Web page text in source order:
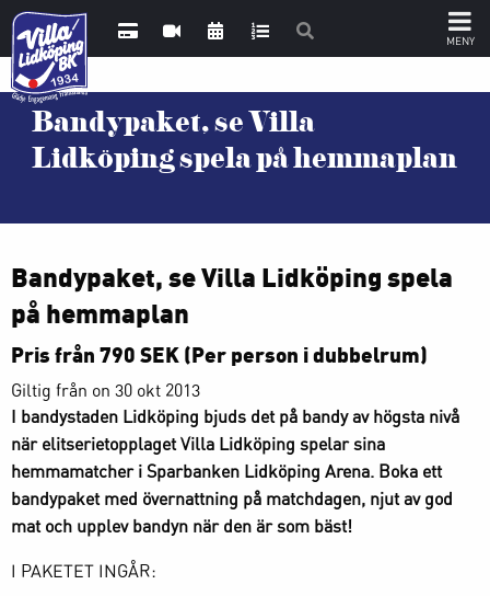
Bandypaket, se Villa
Lidköping spela på hemmaplan
Bandypaket, se Villa Lidköping spela
på hemmaplan
Pris från 790 SEK (Per person i dubbelrum)
Giltig från on 30 okt 2013
I bandystaden Lidköping bjuds det på bandy av högsta nivå
när elitserietopplaget Villa Lidköping spelar sina
hemmamatcher i Sparbanken Lidköping Arena. Boka ett
bandypaket med övernattning på matchdagen, njut av god
mat och upplev bandyn när den är som bäst!
I PAKETET INGÅR: